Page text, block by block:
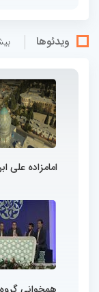
ویدئوها
امامزاده علی